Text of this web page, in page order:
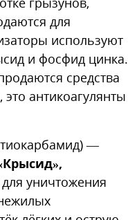
для
используют
и фосфид цинка.
средства
антикоагулянты
—
уничтожения